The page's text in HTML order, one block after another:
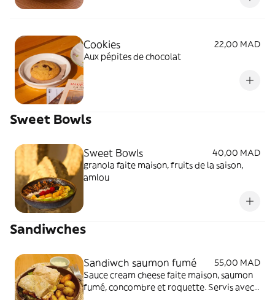
Cookies
22,00 MAD
Aux pépites de chocolat
Sweet Bowls
Sweet Bowls
40,00 MAD
granola faite maison, fruits de la saison,
amlou
Sandiwches
Sandiwch saumon fumé
55,00 MAD
Sauce cream cheese faite maison, saumon
fumé, concombre et roquette. Servis avec